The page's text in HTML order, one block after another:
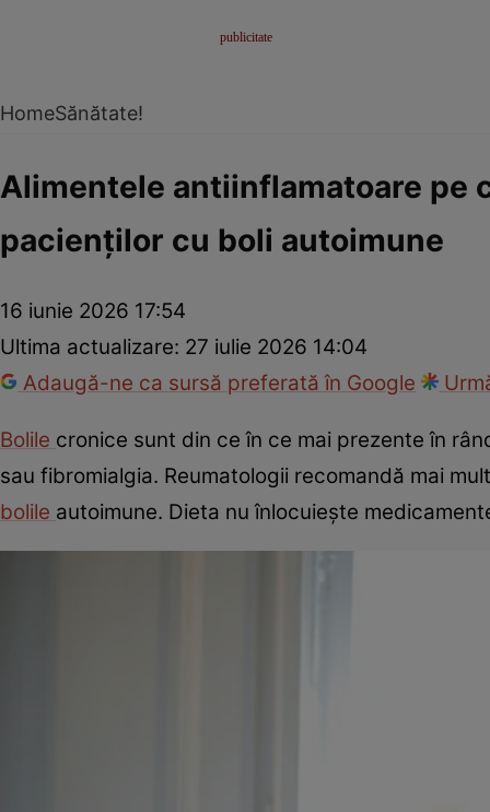
HomeSănătate!
Alimentele antiinflamatoare pe
pacienților cu boli autoimune
16 iunie 2026 17:54
Ultima actualizare: 27 iulie 2026 14:04
Adaugă-ne ca sursă preferată în Google
Bolile cronice sunt din ce în ce mai prezente în
sau fibromialgia. Reumatologii recomandă mai
bolile autoimune. Dieta nu înlocuiește